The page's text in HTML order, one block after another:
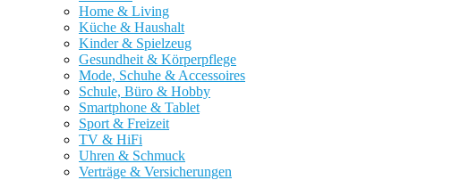
Home & Living
Küche & Haushalt
Kinder & Spielzeug
Gesundheit & Körperpflege
Mode, Schuhe & Accessoires
Schule, Büro & Hobby
Smartphone & Tablet
Sport & Freizeit
TV & HiFi
Uhren & Schmuck
Verträge & Versicherungen